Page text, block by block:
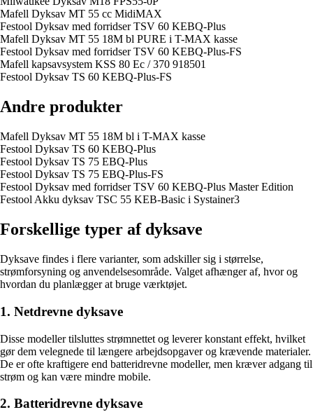
Mafell Dyksav MT 55 cc MidiMAX
Festool Dyksav med forridser TSV 60 KEBQ-Plus
Mafell Dyksav MT 55 18M bl PURE i T-MAX kasse
Festool Dyksav med forridser TSV 60 KEBQ-Plus-FS
Mafell kapsavsystem KSS 80 Ec / 370 918501
Festool Dyksav TS 60 KEBQ-Plus-FS
Andre produkter
Mafell Dyksav MT 55 18M bl i T-MAX kasse
Festool Dyksav TS 60 KEBQ-Plus
Festool Dyksav TS 75 EBQ-Plus
Festool Dyksav TS 75 EBQ-Plus-FS
Festool Dyksav med forridser TSV 60 KEBQ-Plus Master Edition
Festool Akku dyksav TSC 55 KEB-Basic i Systainer3
Forskellige typer af dyksave
Dyksave findes i flere varianter, som adskiller sig i størrelse,
strømforsyning og anvendelsesområde. Valget afhænger af, hvor og
hvordan du planlægger at bruge værktøjet.
1. Netdrevne dyksave
Disse modeller tilsluttes strømnettet og leverer konstant effekt, hvilket
gør dem velegnede til længere arbejdsopgaver og krævende materialer.
De er ofte kraftigere end batteridrevne modeller, men kræver adgang til
strøm og kan være mindre mobile.
2. Batteridrevne dyksave